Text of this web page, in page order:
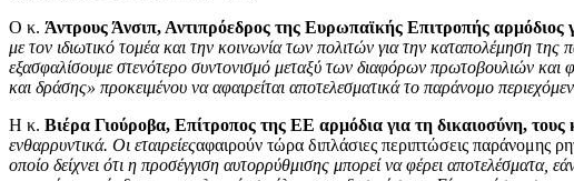
Ο κ. Άντρους Άνσιπ, Αντιπρόεδρος της Ευρωπαϊκής Επιτροπής αρμόδιος
με τον ιδιωτικό τομέα και την κοινωνία των πολιτών για την καταπολέμηση
εξασφαλίσουμε στενότερο συντονισμό μεταξύ των διαφόρων πρωτοβουλιών και
και δράσης» προκειμένου να αφαιρείται αποτελεσματικά το παράνομο
Η κ. Βιέρα Γιούροβα, Επίτροπος της ΕΕ αρμόδια για τη δικαιοσύνη,
ενθαρρυντικά. Οι εταιρείεςαφαιρούν τώρα διπλάσιες περιπτώσεις παράνομης
οποίο δείχνει ότι η προσέγγιση αυτορρύθμισης μπορεί να φέρει αποτελέσματα,